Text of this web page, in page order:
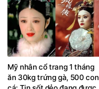
Mỹ nhân cổ trang 1 tháng
ăn 30kg trứng gà, 500 con